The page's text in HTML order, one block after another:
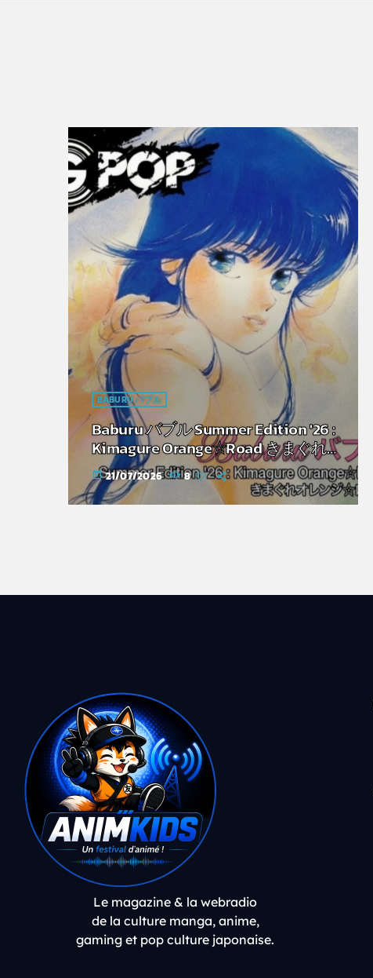
BABURU バブル
Baburu バブル Summer Edition '26 :
Kimagure Orange☆Road きまぐれオ
レンジ☆ロード
today 21/07/2026 8
Le magazine & la webradio
de la culture manga, anime,
gaming et pop culture japonaise.